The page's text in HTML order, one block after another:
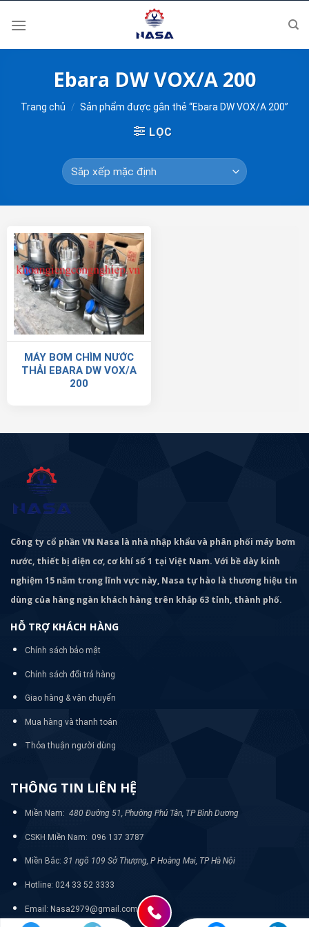
Ebara DW VOX/A 200
Trang chủ / Sản phẩm được gắn thẻ “Ebara DW VOX/A 200”
LỌC
MÁY BƠM CHÌM NƯỚC
THẢI EBARA DW VOX/A
200
Công ty cổ phần VN Nasa là nhà nhập khẩu và phân phối máy bơm
nước, thiết bị điện cơ, cơ khí số 1 tại Việt Nam. Với bề dày kinh
nghiệm 15 năm trong lĩnh vực này, Nasa tự hào là thương hiệu tin
dùng của hàng ngàn khách hàng trên khắp 63 tỉnh, thành phố.
HỖ TRỢ KHÁCH HÀNG
Chính sách bảo mật
Chính sách đổi trả hàng
Giao hàng & vận chuyển
Mua hàng và thanh toán
Thỏa thuận người dùng
THÔNG TIN LIÊN HỆ
Miền Nam: 480 Đường 51, Phường Phú Tân, TP Bình Dương
CSKH Miền Nam: 096 137 3787
Miền Bắc: 31 ngõ 109 Sở Thượng, P Hoàng Mai, TP Hà Nội
Hotline: 024 33 52 3333
Email: Nasa2979@gmail.com